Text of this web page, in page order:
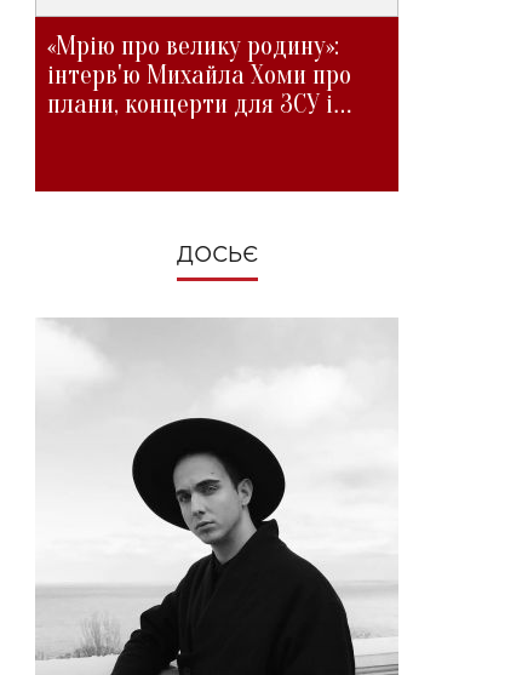
«Мрію про велику родину»:
інтерв'ю Михайла Хоми про
плани, концерти для ЗСУ і
ДОСЬЄ